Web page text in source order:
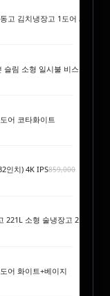
고 김치냉장고 1도어 세트 오
림 소형 일시불 비스코프 직
어 코타화이트
인치) 4K IPS859,000
221L 소형 술냉장고 2도어 세
어 화이트+베이지